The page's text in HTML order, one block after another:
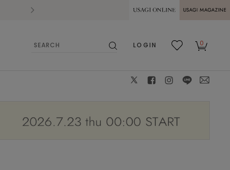
熊本県熊本地方を震源とする地震の影響に
MAGAZINE
LOGIN
0